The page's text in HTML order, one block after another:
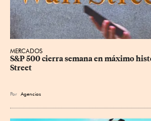
MERCADOS
S&P 500 cierra semana en máximo
Street
Por Agencias